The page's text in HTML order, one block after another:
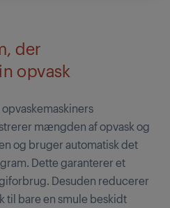
der
opvask
mængden af opvask og
og bruger automatisk det
Dette garanterer et
Desuden reducerer
til bare en smule beskidt